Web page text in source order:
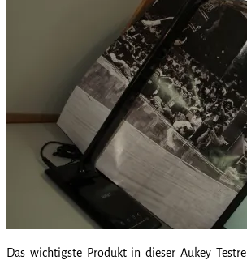
Das wichtigste Produkt in dieser Aukey